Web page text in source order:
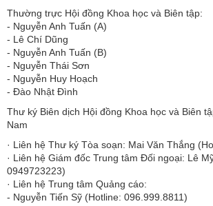
Thường trực Hội đồng Khoa học và Biên tập:
​​​​​​- Nguyễn Anh Tuấn (A)
- Lê Chí Dũng
- Nguyễn Anh Tuấn (B)
- Nguyễn Thái Sơn
- Nguyễn Huy Hoạch
- Đào Nhật Đình
Thư ký Biên dịch Hội đồng Khoa học và Biên
Nam
· Liên hệ Thư ký Tòa soạn: Mai Văn Thắng
· Liên hệ Giám đốc Trung tâm Đối ngoại: Lê
0949723223)
· Liên hệ Trung tâm Quảng cáo:
- Nguyễn Tiến Sỹ (Hotline: 096.999.8811)